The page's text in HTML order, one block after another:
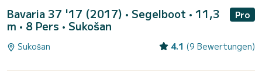
Bavaria 37 '17 (2017) • Segelboot • 11,3
m • 8 Pers • Sukošan
Pro
Sukošan 4.1 (9 Bewertungen)